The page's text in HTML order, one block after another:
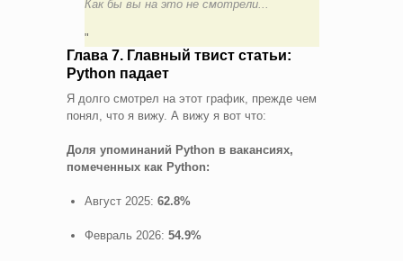
Как бы вы на это не смотрели...
Глава 7. Главный твист статьи:
Python падает
Я долго смотрел на этот график, прежде чем
понял, что я вижу. А вижу я вот что:
Доля упоминаний Python в вакансиях,
помеченных как Python:
Август 2025: 62.8%
Февраль 2026: 54.9%